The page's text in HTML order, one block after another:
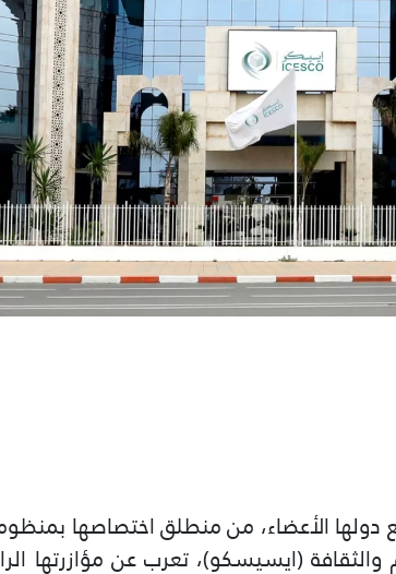
دولها الأعضاء، من منطلق اختصاصها
والثقافة (ايسيسكو)، تعرب عن مؤازرتها